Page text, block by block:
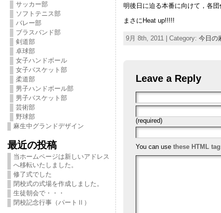
サッカー部
ソフトテニス部
バレー部
ブラスバンド部
剣道部
卓球部
女子ハンドボール
女子バスケット部
柔道部
男子ハンドボール部
男子バスケット部
芸術部
野球部
麻生中グランドデザイン
最近の投稿
当ホームページは新しいアドレス
へ移転いたしました。
修了式でした
閉校式の式場を作成しました。
生徒朝会で・・・
閉校記念行事（パートⅡ）
明後日に迫る本番に向けて，各
まさにHeat up!!!!!
9月 8th, 2011 | Category: 今日の
Leave a Reply
(required)
You can use these HTML